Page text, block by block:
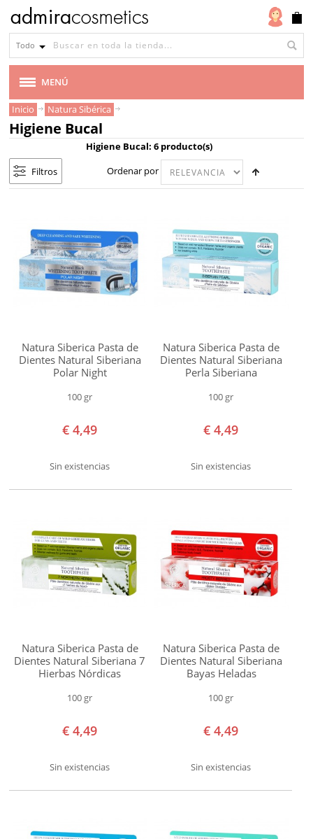
Todo
MENÚ
MARCAS
CABELLO
ROSTRO
CUERPO
BEBÉS Y NIÑOS
Inicio Natura Sibérica
Higiene Bucal
Higiene Bucal: 6 producto(s)
Filtros
Ordenar por
Natura Siberica Pasta de
Dientes Natural Siberiana
Polar Night
100 gr
€ 4,49
Sin existencias
Natura Siberica Pasta de
Dientes Natural Siberiana
Perla Siberiana
100 gr
€ 4,49
Sin existencias
Natura Siberica Pasta de
Dientes Natural Siberiana 7
Hierbas Nórdicas
100 gr
€ 4,49
Sin existencias
Natura Siberica Pasta de
Dientes Natural Siberiana
Bayas Heladas
100 gr
€ 4,49
Sin existencias